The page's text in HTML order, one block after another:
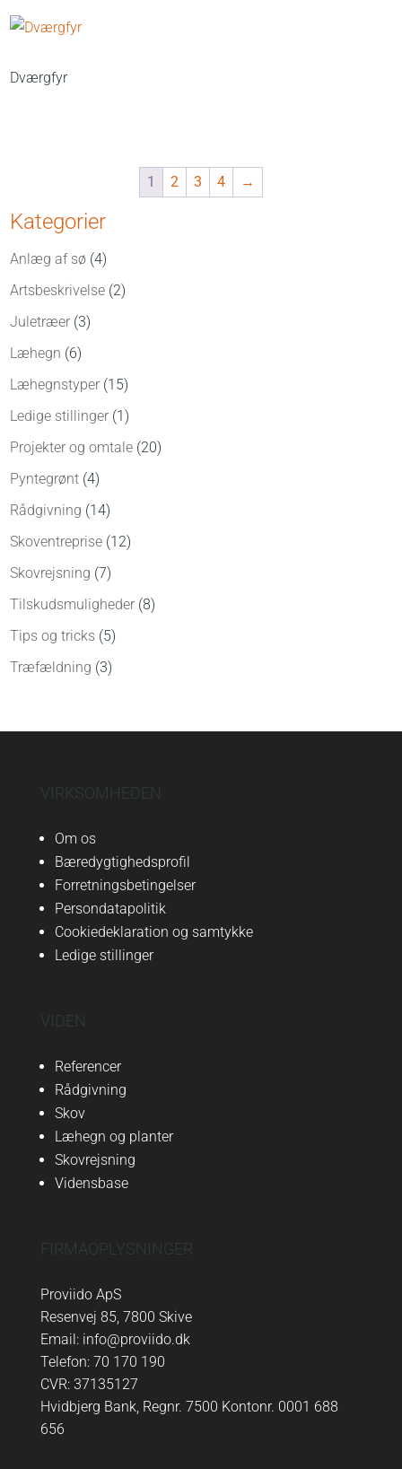
Dværgfyr
1 2 3 4 →
Kategorier
Anlæg af sø (4)
Artsbeskrivelse (2)
Juletræer (3)
Læhegn (6)
Læhegnstyper (15)
Ledige stillinger (1)
Projekter og omtale (20)
Pyntegrønt (4)
Rådgivning (14)
Skoventreprise (12)
Skovrejsning (7)
Tilskudsmuligheder (8)
Tips og tricks (5)
Træfældning (3)
VIRKSOMHEDEN
Om os
Bæredygtighedsprofil
Forretningsbetingelser
Persondatapolitik
Cookiedeklaration og samtykke
Ledige stillinger
VIDEN
Referencer
Rådgivning
Skov
Læhegn og planter
Skovrejsning
Vidensbase
FIRMAOPLYSNINGER
Proviido ApS
Resenvej 85, 7800 Skive
Email: info@proviido.dk
Telefon: 70 170 190
CVR: 37135127
Hvidbjerg Bank, Regnr. 7500 Kontonr. 0001 688
656